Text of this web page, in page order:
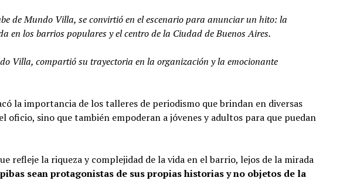
de Mundo Villa, se convirtió en el escenario para anunciar un hito: la
los barrios populares y el centro de la Ciudad de Buenos Aires.
Villa, compartió su trayectoria en la organización y la emocionante
la importancia de los talleres de periodismo que brindan en diversas
sino que también empoderan a jóvenes y adultos para que puedan
refleje la riqueza y complejidad de la vida en el barrio, lejos de la mirada
sean protagonistas de sus propias historias y no objetos de la